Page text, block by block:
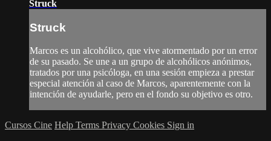
Struck
Struck
Marcos es un alcohólico, que vive atormentado por un error
de su pasado. Se une a un grupo de alcohólicos anónimos,
tratados por una psicóloga, en una sesión empieza a prestar
especial atención al caso de Marcos, aparentemente con la
intención de ayudarle, pero en el fondo su objetivo es otro.
Cursos Cine Help Terms Privacy Cookies Sign in